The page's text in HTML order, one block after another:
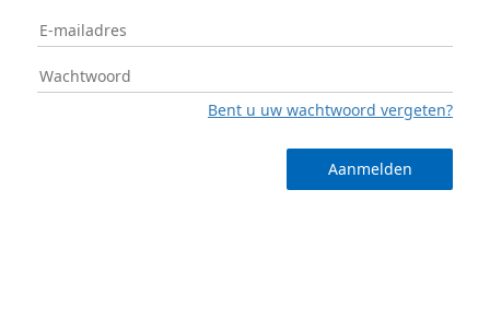
Bent u uw wachtwoord vergeten?
Aanmelden